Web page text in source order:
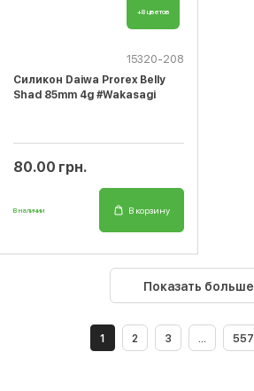
+8 цветов
15320-208
Cиликон Daiwa Prorex Belly
Shad 85mm 4g #Wakasagi
80.00 грн.
В наличии В корзину
Показать больше
1 2 3 ... 557